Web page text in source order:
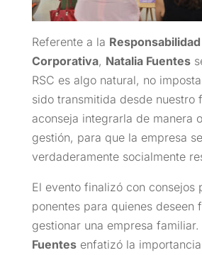
Referente a la
Corporativa, Natalia Fuentes
RSC es algo natural, no
sido transmitida desde nuestro
aconseja integrarla de manera
gestión, para que la empresa
verdaderamente socialmente
El evento finalizó con consejos
ponentes para quienes deseen
gestionar una empresa familiar.
Fuentesenfatizó la